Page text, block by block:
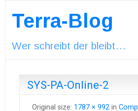
Terra-Blog
Wer schreibt der bleibt…
SYS-PA-Online-2
Original size: 1787 × 992 in